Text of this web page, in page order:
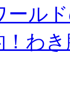
ール
！わ